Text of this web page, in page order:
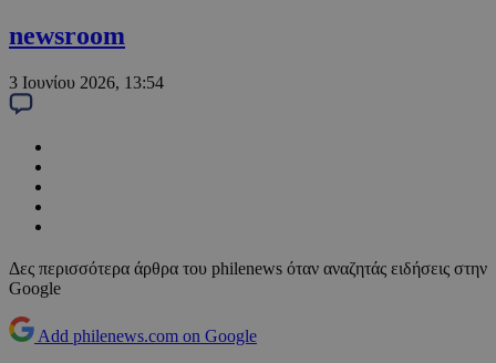
newsroom
3 Ιουνίου 2026, 13:54
Δες περισσότερα άρθρα του philenews όταν αναζητάς ειδήσεις στην
Google
Add philenews.com on Google